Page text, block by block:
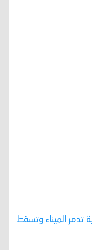
تدمر الميناء وتسقط